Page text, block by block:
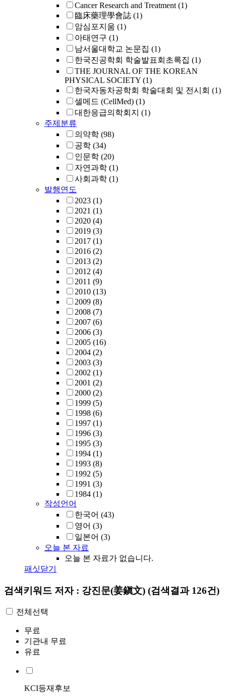
Cancer Research and Treatment (1)
臨床藥理學會誌 (1)
암심포지움 (1)
아태연구 (1)
남서울대학교 논문집 (1)
한국진공학회 학술발표회초록집 (1)
THE JOURNAL OF THE KOREAN
PHYSICAL SOCIETY (1)
한국자동차공학회 학술대회 및 전시회 (1)
셀메드 (CellMed) (1)
대한응급의학회지 (1)
주제분류
의약학 (98)
공학 (34)
인문학 (20)
자연과학 (1)
사회과학 (1)
발행연도
2023 (1)
2021 (1)
2020 (4)
2019 (3)
2017 (1)
2016 (2)
2013 (2)
2012 (4)
2011 (9)
2010 (13)
2009 (8)
2008 (7)
2007 (6)
2006 (3)
2005 (16)
2004 (2)
2003 (3)
2002 (1)
2001 (2)
2000 (2)
1999 (5)
1998 (6)
1997 (1)
1996 (3)
1995 (3)
1994 (1)
1993 (8)
1992 (5)
1991 (3)
1984 (1)
작성언어
한국어 (43)
영어 (3)
일본어 (3)
오늘 본 자료
오늘 본 자료가 없습니다.
패싯닫기
검색키워드 저자 : 강진문(姜鎭文) (검색결과 126건)
전체선택
무료
기관내 무료
유료
KCI등재후보